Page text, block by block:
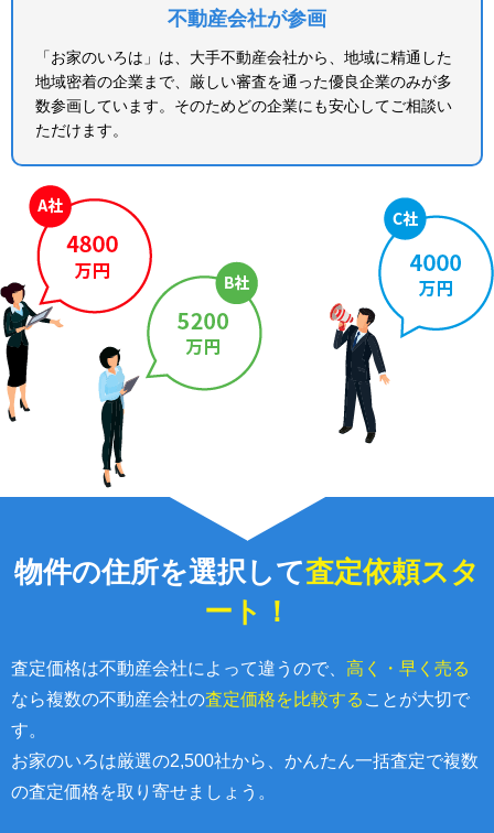
不動産会社が参画
「お家のいろは」は、大手不動産会社から、地域に精通した
地域密着の企業まで、厳しい審査を通った優良企業のみが多
数参画しています。そのためどの企業にも安心してご相談い
ただけます。
物件の住所を選択して査定依頼スタ
ート！
査定価格は不動産会社によって違うので、 高く・早く売る
なら複数の不動産会社の査定価格を比較する ことが大切で
す。
お家のいろは厳選の2,500社から、かんたん一括査定で複数
の査定価格を取り寄せましょう。